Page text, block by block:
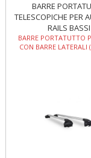
BARRE
TELESCOPICHE PER
RAILS BASSI
BARRE PORTATUTTO
CON BARRE LATERALI